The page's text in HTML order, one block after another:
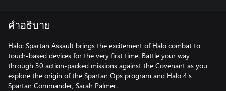
คำอธิบาย
Halo: Spartan Assault brings the excitement of Halo combat to
touch-based devices for the very first time. Battle your way
through 30 action-packed missions against the Covenant as you
explore the origin of the Spartan Ops program and Halo 4's
Spartan Commander, Sarah Palmer.